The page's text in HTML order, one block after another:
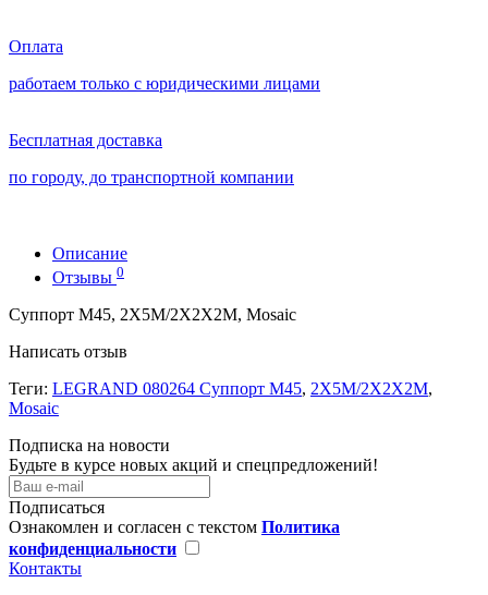
Оплата
работаем только с юридическими лицами
Бесплатная доставка
по городу, до транспортной компании
Описание
Отзывы 0
Cуппорт М45, 2Х5М/2Х2Х2М, Mosaic
Написать отзыв
Теги: LEGRAND 080264 Cуппорт М45, 2Х5М/2Х2Х2М,
Mosaic
Подписка на новости
Будьте в курсе новых акций и спецпредложений!
Подписаться
Ознакомлен и согласен с текстом Политика
конфиденциальности
Контакты